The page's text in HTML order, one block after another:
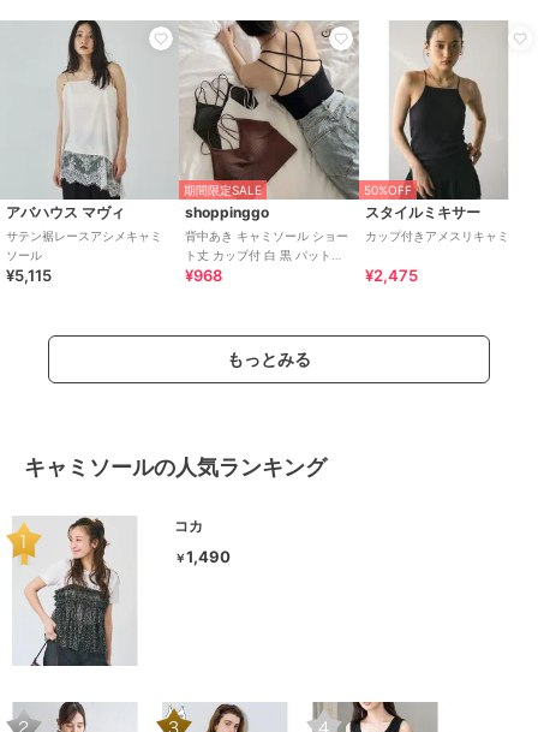
アバハウス マヴィ
サテン裾レースアシメキャミ
ソール
¥5,115
期間限定SALE
shoppinggo
背中あき キャミソール ショー
ト丈 カップ付 白 黒 パット付
バックオープン バッククロス
¥968
50%OFF
スタイルミキサー
カップ付きアメスリキャミ
¥2,475
もっとみる
キャミソールの人気ランキング
コカ
￥1,490